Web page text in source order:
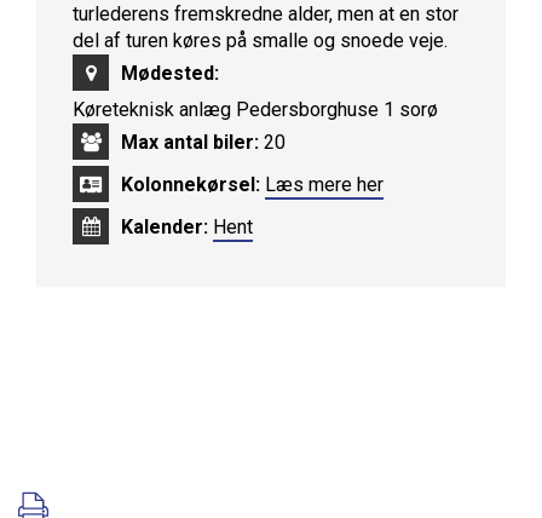
turlederens fremskredne alder, men at en stor
del af turen køres på smalle og snoede veje.
Mødested:
Køreteknisk anlæg Pedersborghuse 1 sorø
Max antal biler: 20
Kolonnekørsel: Læs mere her
Kalender: Hent